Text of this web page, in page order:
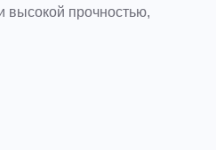
высокой прочностью,